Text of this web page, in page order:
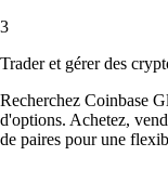
3
Trader et gérer des
Recherchez Coinbase
d'options. Achetez,
de paires pour une